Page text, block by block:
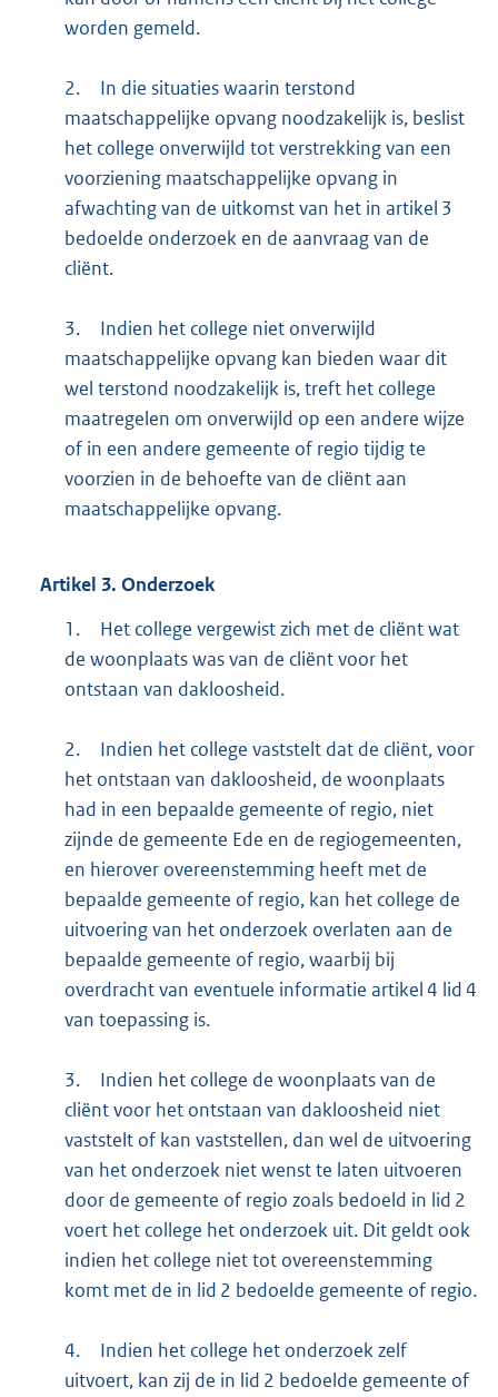
worden gemeld.
2.
In die situaties waarin terstond
maatschappelijke opvang noodzakelijk is, beslist
het college onverwijld tot verstrekking van een
voorziening maatschappelijke opvang in
afwachting van de uitkomst van het in artikel 3
bedoelde onderzoek en de aanvraag van de
cliënt.
3.
Indien het college niet onverwijld
maatschappelijke opvang kan bieden waar dit
wel terstond noodzakelijk is, treft het college
maatregelen om onverwijld op een andere wijze
of in een andere gemeente of regio tijdig te
voorzien in de behoefte van de cliënt aan
maatschappelijke opvang.
Artikel 3. Onderzoek
1.
Het college vergewist zich met de cliënt wat
de woonplaats was van de cliënt voor het
ontstaan van dakloosheid.
2.
Indien het college vaststelt dat de cliënt, voor
het ontstaan van dakloosheid, de woonplaats
had in een bepaalde gemeente of regio, niet
zijnde de gemeente Ede en de regiogemeenten,
en hierover overeenstemming heeft met de
bepaalde gemeente of regio, kan het college de
uitvoering van het onderzoek overlaten aan de
bepaalde gemeente of regio, waarbij bij
overdracht van eventuele informatie artikel 4 lid 4
van toepassing is.
3.
Indien het college de woonplaats van de
cliënt voor het ontstaan van dakloosheid niet
vaststelt of kan vaststellen, dan wel de uitvoering
van het onderzoek niet wenst te laten uitvoeren
door de gemeente of regio zoals bedoeld in lid 2
voert het college het onderzoek uit. Dit geldt ook
indien het college niet tot overeenstemming
komt met de in lid 2 bedoelde gemeente of regio.
4.
Indien het college het onderzoek zelf
uitvoert, kan zij de in lid 2 bedoelde gemeente of